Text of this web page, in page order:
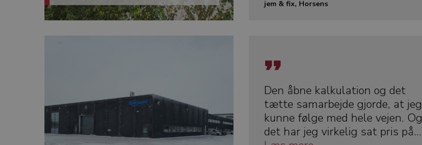
jem & fix, Horsens
Den åbne kalkulation og det
tætte samarbejde gjorde, at jeg
kunne følge med hele vejen. Og
det har jeg virkelig sat pris på...